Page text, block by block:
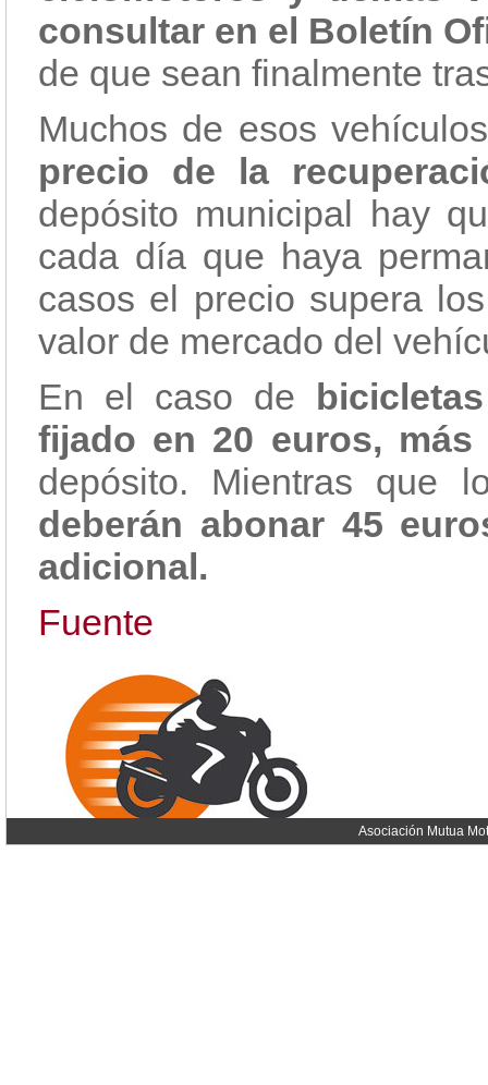
consultar en el Boletín
de que sean finalmente
Muchos de esos
precio de la
depósito municipal hay
cada día que haya
casos el precio supera
valor de mercado del
En el caso de
fijado en 20 euros,
depósito. Mientras que
deberán abonar 45
adicional.
Fuente
Asociación Mutua